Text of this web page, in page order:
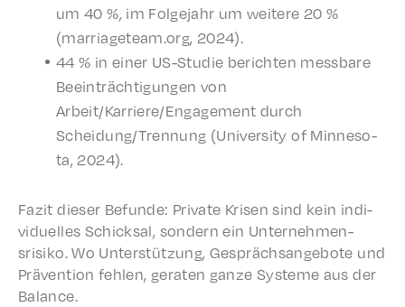
um 40 %, im Folge­jahr um weit­ere 20 %
(marriageteam.org, 2024).
44 % in einer US-Studie bericht­en mess­bare
Beein­träch­ti­gun­gen von
Arbeit/Karriere/Engagement durch
Scheidung/Trennung (Univer­si­ty of Minneso­
ta, 2024).
Fazit dieser Befunde: Private Krisen sind kein indi­
vidu­elles Schick­sal, sondern ein Unternehmen­
srisiko. Wo Unter­stützung, Gespräch­sange­bote und
Präven­tion fehlen, gerat­en ganze Systeme aus der
Balance.